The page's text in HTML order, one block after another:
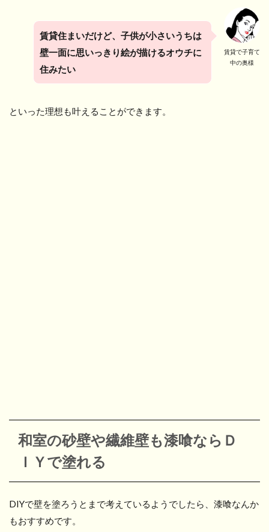
賃貸で子育て
中の奥様
賃貸住まいだけど、子供が小さいうちは
壁一面に思いっきり絵が描けるオウチに
住みたい
といった理想も叶えることができます。
和室の砂壁や繊維壁も漆喰ならＤ
ＩＹで塗れる
DIYで壁を塗ろうとまで考えているようでしたら、漆喰なんか
もおすすめです。